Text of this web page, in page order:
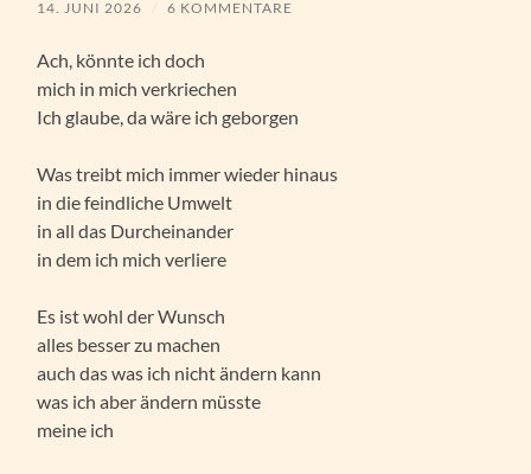
14. JUNI 2026 / 6 KOMMENTARE
Ach, könnte ich doch
mich in mich verkriechen
Ich glaube, da wäre ich geborgen
Was treibt mich immer wieder hinaus
in die feindliche Umwelt
in all das Durcheinander
in dem ich mich verliere
Es ist wohl der Wunsch
alles besser zu machen
auch das was ich nicht ändern kann
was ich aber ändern müsste
meine ich